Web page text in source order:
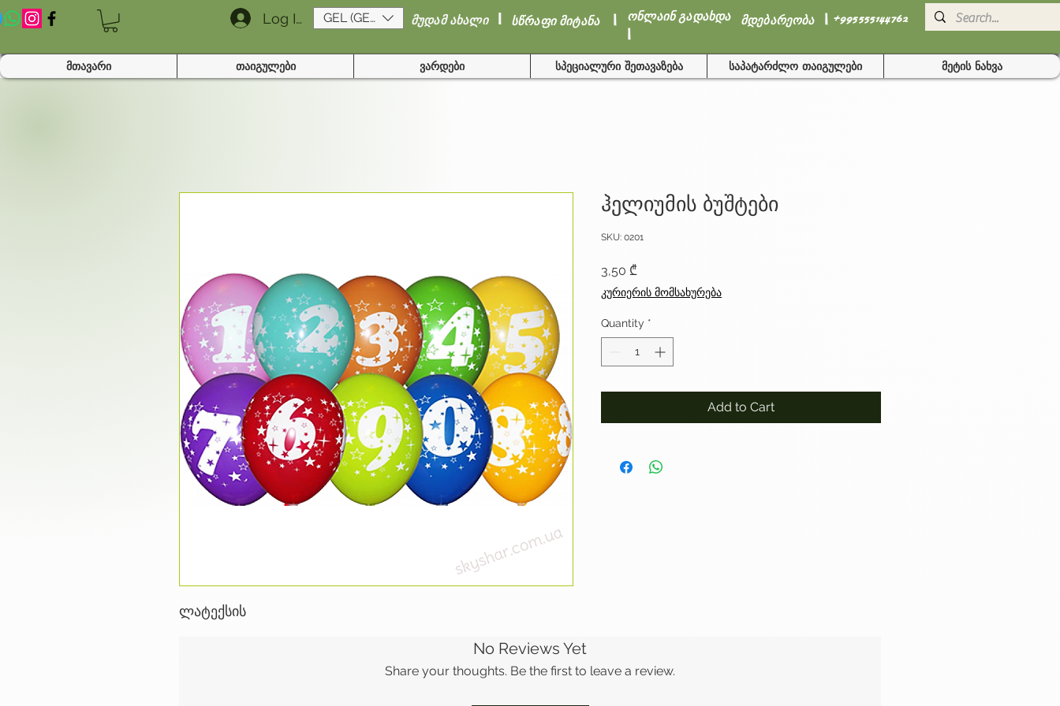
Log In GEL (GEL) მუდამ ახალი I სწრაფი მიტანა I ონლაინ გადახდა
I
მდებარეობა I +995555144762
მთავარი თაიგულები ვარდები სპეციალური შეთავაზება საპატარძლო თაიგულები მეტის ნახვა
ლატექსის
ჰელიუმის ბუშტები
SKU: 0201
3,50 ₾
კურიერის მომსახურება
Quantity *
Add to Cart
No Reviews Yet
Share your thoughts. Be the first to leave a review.